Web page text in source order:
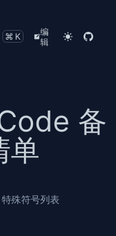
⌘K
编
辑
备
单
殊符号列表